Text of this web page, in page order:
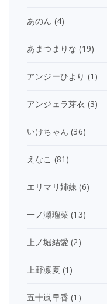
あのん (4)
あまつまりな (19)
アンジーひより (1)
アンジェラ芽衣 (3)
いけちゃん (36)
えなこ (81)
エリマリ姉妹 (6)
一ノ瀬瑠菜 (13)
上ノ堀結愛 (2)
上野凛夏 (1)
五十嵐早香 (1)